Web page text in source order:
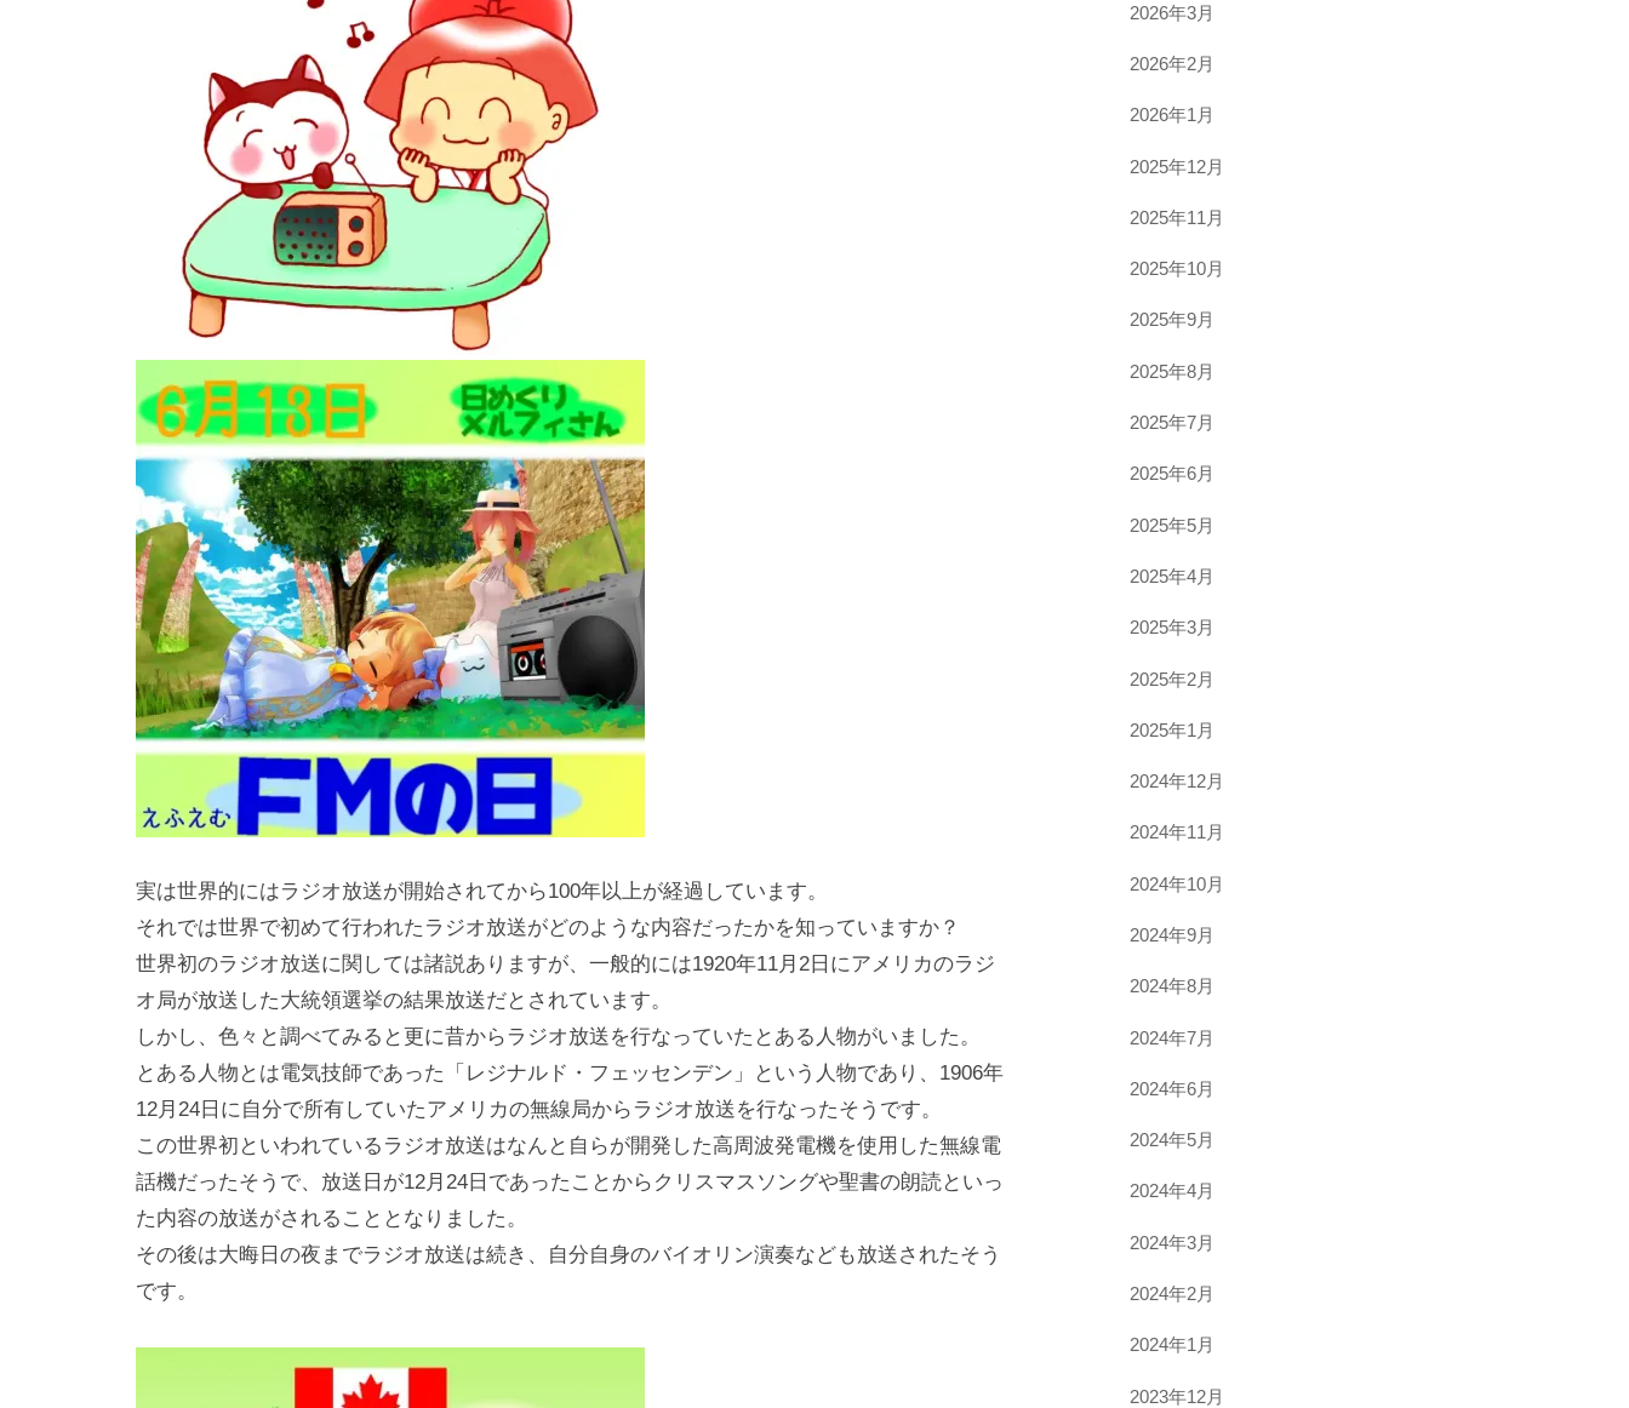
実は世界的にはラジオ放送が開始されてから100年以上が経過しています。
それでは世界で初めて行われたラジオ放送がどのような内容だったかを知っていますか？
世界初のラジオ放送に関しては諸説ありますが、一般的には1920年11月2日にアメリカのラジ
オ局が放送した大統領選挙の結果放送だとされています。
しかし、色々と調べてみると更に昔からラジオ放送を行なっていたとある人物がいました。
とある人物とは電気技師であった「レジナルド・フェッセンデン」という人物であり、1906年
12月24日に自分で所有していたアメリカの無線局からラジオ放送を行なったそうです。
この世界初といわれているラジオ放送はなんと自らが開発した高周波発電機を使用した無線電
話機だったそうで、放送日が12月24日であったことからクリスマスソングや聖書の朗読といっ
た内容の放送がされることとなりました。
その後は大晦日の夜までラジオ放送は続き、自分自身のバイオリン演奏なども放送されたそう
です。
2026年3月
2026年2月
2026年1月
2025年12月
2025年11月
2025年10月
2025年9月
2025年8月
2025年7月
2025年6月
2025年5月
2025年4月
2025年3月
2025年2月
2025年1月
2024年12月
2024年11月
2024年10月
2024年9月
2024年8月
2024年7月
2024年6月
2024年5月
2024年4月
2024年3月
2024年2月
2024年1月
2023年12月